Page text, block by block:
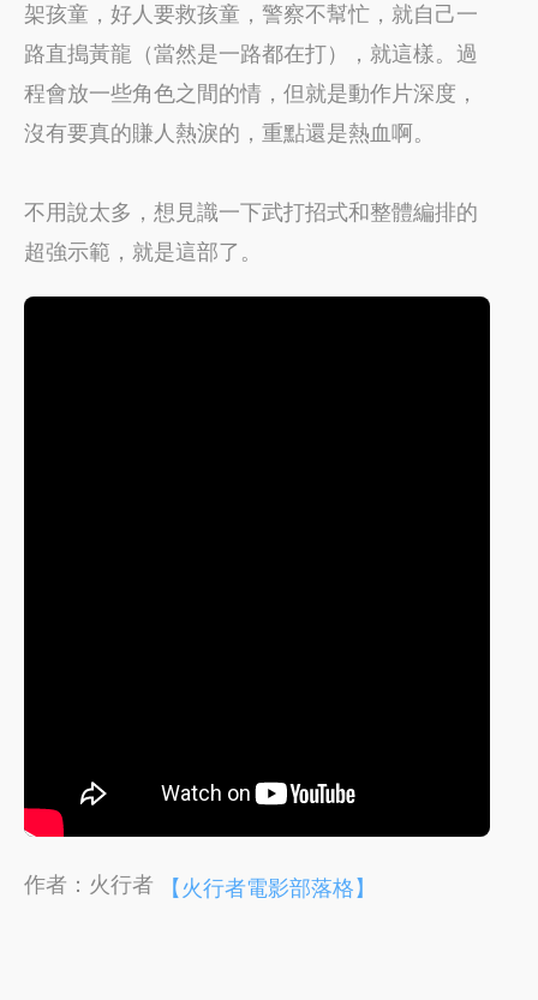
架孩童，好人要救孩童，警察不幫忙，就自己一
路直搗黃龍（當然是一路都在打），就這樣。過
程會放一些角色之間的情，但就是動作片深度，
沒有要真的賺人熱淚的，重點還是熱血啊。
不用說太多，想見識一下武打招式和整體編排的
超強示範，就是這部了。
作者：火行者 【火行者電影部落格】